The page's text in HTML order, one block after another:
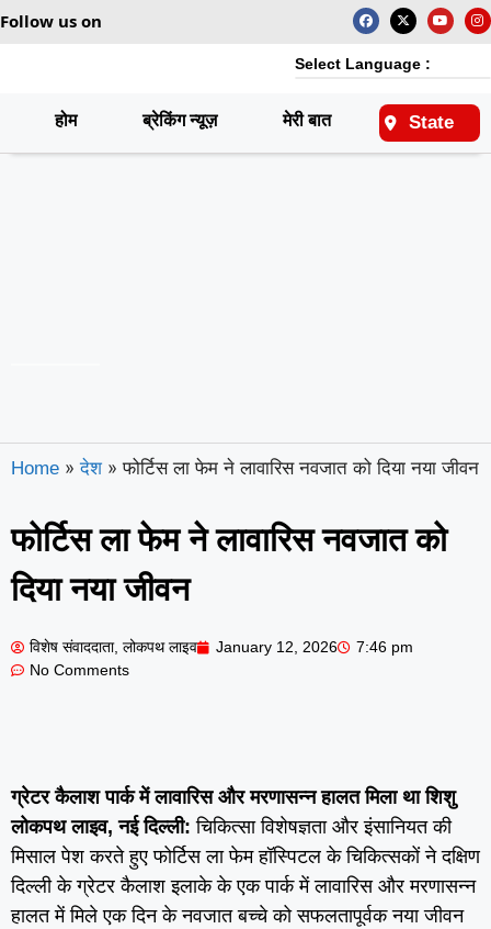
Follow us on
Select Language :
होम ब्रेकिंग न्यूज़ मेरी बात राष्ट्रीय
State
Home » देश » फोर्टिस ला फेम ने लावारिस नवजात को दिया नया जीवन
फोर्टिस ला फेम ने लावारिस नवजात को
दिया नया जीवन
विशेष संवाददाता, लोकपथ लाइव January 12, 2026
7:46 pm
No Comments
ग्रेटर कैलाश पार्क में लावारिस और मरणासन्न हालत मिला था शिशु
लोकपथ लाइव, नई दिल्ली: चिकित्सा विशेषज्ञता और इंसानियत की
मिसाल पेश करते हुए फोर्टिस ला फेम हॉस्पिटल के चिकित्सकों ने दक्षिण
दिल्ली के ग्रेटर कैलाश इलाके के एक पार्क में लावारिस और मरणासन्न
हालत में मिले एक दिन के नवजात बच्चे को सफलतापूर्वक नया जीवन